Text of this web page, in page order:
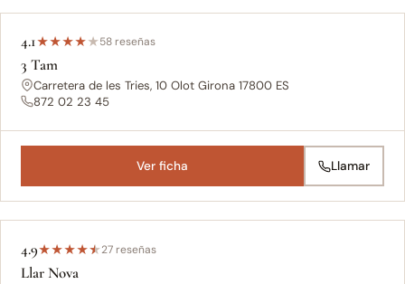
4.1★★★★★58 reseñas
3 Tam
Carretera de les Tries, 10 Olot Girona 17800 ES
872 02 23 45
Ver ficha Llamar
4.9★★★★★27 reseñas
Llar Nova